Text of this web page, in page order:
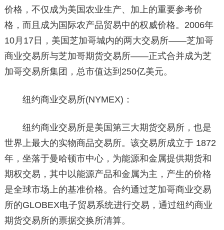
价格，不仅成为美国农业生产、加上的重要参考价
格，而且成为国际农产品贸易中的权威价格。2006年
10月17日，美国芝加哥城内的两大交易所——芝加哥
商业交易所与芝加哥期货交易所——正式合并成为芝
加哥交易所集团，总市值达到250亿美元。
纽约商业交易所(NYMEX)：
纽约商业交易所是美国第三大期货交易所，也是
世界上最大的实物商品交易所。该交易所成立于 1872
年，坐落于曼哈顿市中心，为能源和金属提供期货和
期权交易，其中以能源产品和金属为主，产生的价格
是全球市场上的基准价格。合约通过芝加哥商业交易
所的GLOBEX电子贸易系统进行交易，通过纽约商业
期货交易所的票据交换所清算。